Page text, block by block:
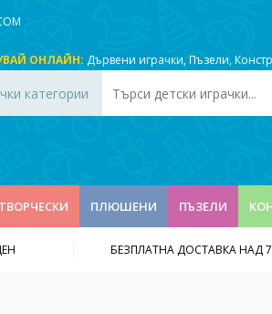
ОНЛАЙН: Дървени играчки,Пъзели,
категории
ТВОРЧЕСКИ ПЛЮШЕНИ ПЪЗЕЛИ
БЕЗПЛАТНА ДОСТАВКА НАД